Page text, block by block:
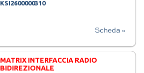
KSI2600000310
Scheda »
MATRIX INTERFACCIA RADIO
BIDIREZIONALE